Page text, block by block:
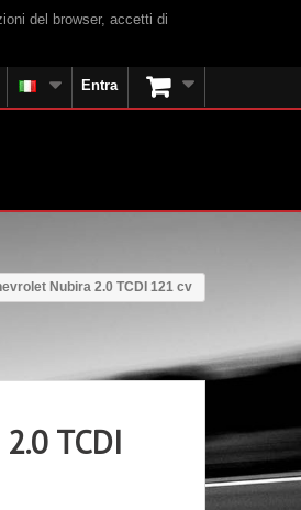
del browser, accetti di
Entra
Nubira 2.0 TCDI 121 cv
TCDI